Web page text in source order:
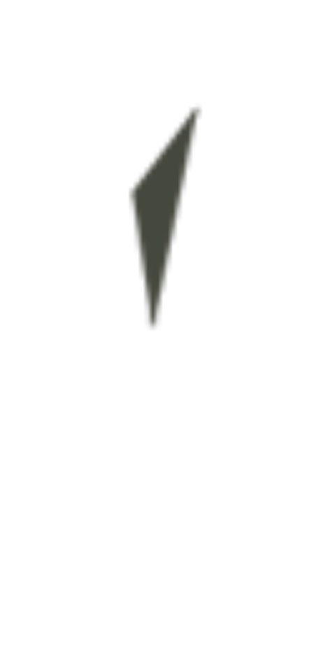
西川潤（#10）のシュートからバスケス バイロンが押し込み、高校